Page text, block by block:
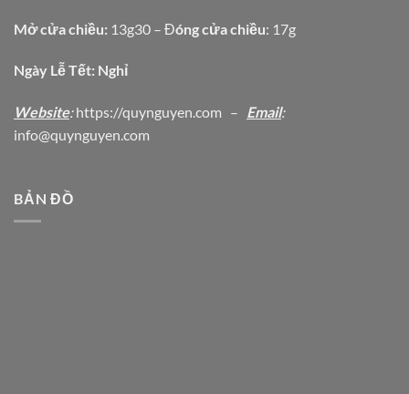
Mở cửa chiều: 13g30 – Đóng cửa chiều: 17g
Ngày Lễ Tết: Nghỉ
Website:https://quynguyen.com – Email:
info@quynguyen.com
BẢN ĐỒ